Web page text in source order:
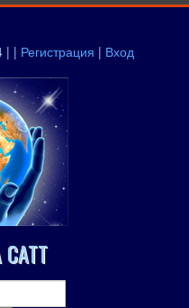
| | Регистрация | Вход